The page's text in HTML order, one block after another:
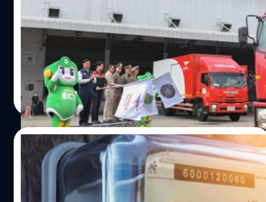
กกต. ร่วมกับสำนักงานตำรวจแห่งชาติ และ บริษัท ไปรษณีย์
ไทย จำกัด เริ่มปล่อยขบวนรถขนส่งบัตรเลือกตั้งล่วงหน้าไปยัง
เขตเลือกตั้งทั่วประเทศ
วาณิชชา สายเสมา| 1192 days ago
Read More
28/04/2023
กกต. ตีกลับหนังสือรัฐบาล ของบฯ ช่วยค่าไฟ
เหตุเอกสารไม่ครบตามกฎหมาย